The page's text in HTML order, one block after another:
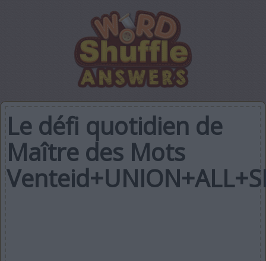
Le défi quotidien de
Maître des Mots